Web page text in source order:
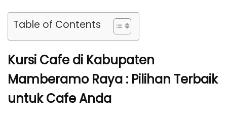
Table of Contents
Kursi Cafe di Kabupaten
Mamberamo Raya : Pilihan Terbaik
untuk Cafe Anda